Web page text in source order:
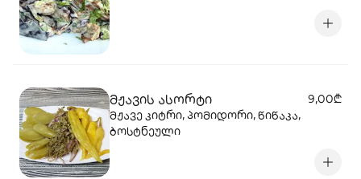
მჟავის ასორტი
9,00₾
მჟავე კიტრი, პომიდორი, წიწაკა,
ბოსტნეული